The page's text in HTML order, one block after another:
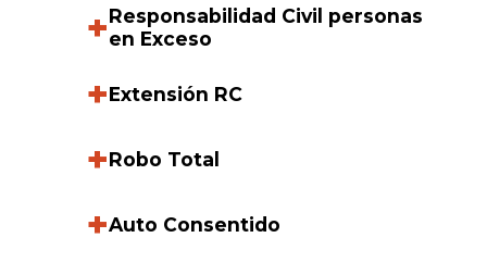
+Responsabilidad Civil personas
en Exceso
+Extensión RC
+Robo Total
+Auto Consentido